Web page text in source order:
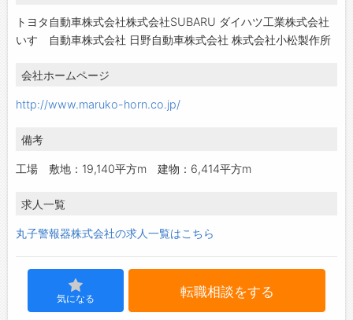
トヨタ自動車株式会社株式会社SUBARU ダイハツ工業株式会社
いすゞ自動車株式会社 日野自動車株式会社 株式会社小松製作所
会社ホームページ
http://www.maruko-horn.co.jp/
備考
工場 敷地：19,140平方m 建物：6,414平方m
求人一覧
丸子警報器株式会社の求人一覧はこちら
気になる 転職相談をする